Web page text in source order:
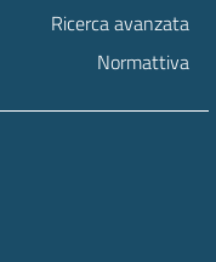
Ricerca avanzata
Normattiva